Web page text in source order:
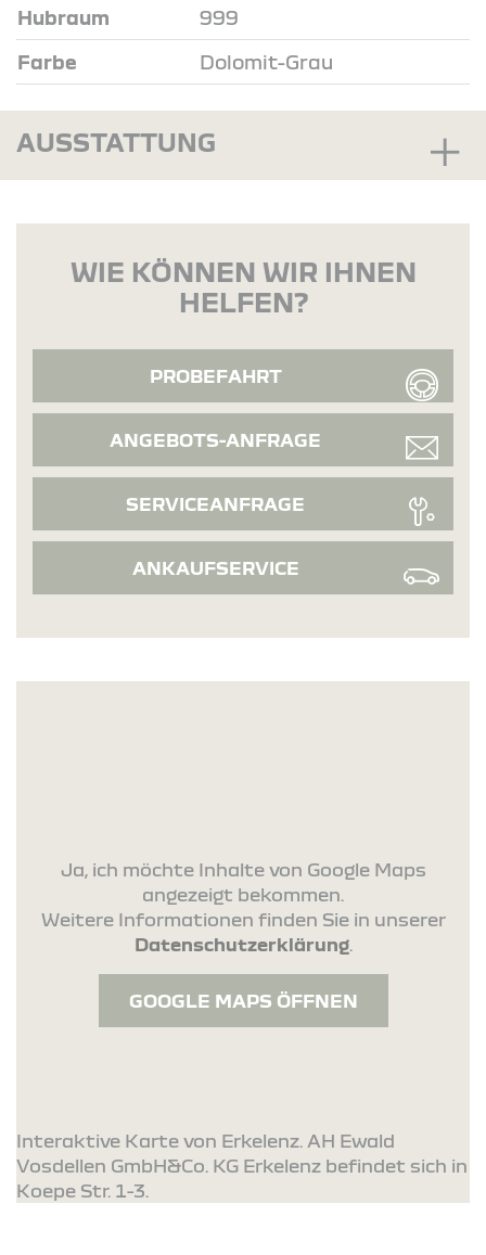
Hubraum 999
Farbe Dolomit-Grau
AUSSTATTUNG
WIE KÖNNEN WIR IHNEN
HELFEN?
PROBEFAHRT
ANGEBOTS-ANFRAGE
SERVICEANFRAGE
ANKAUFSERVICE
Ja, ich möchte Inhalte von Google Maps
angezeigt bekommen.
Weitere Informationen finden Sie in unserer
Datenschutzerklärung.
GOOGLE MAPS ÖFFNEN
Interaktive Karte von Erkelenz. AH Ewald
Vosdellen GmbH&Co. KG Erkelenz befindet sich in
Koepe Str. 1-3.